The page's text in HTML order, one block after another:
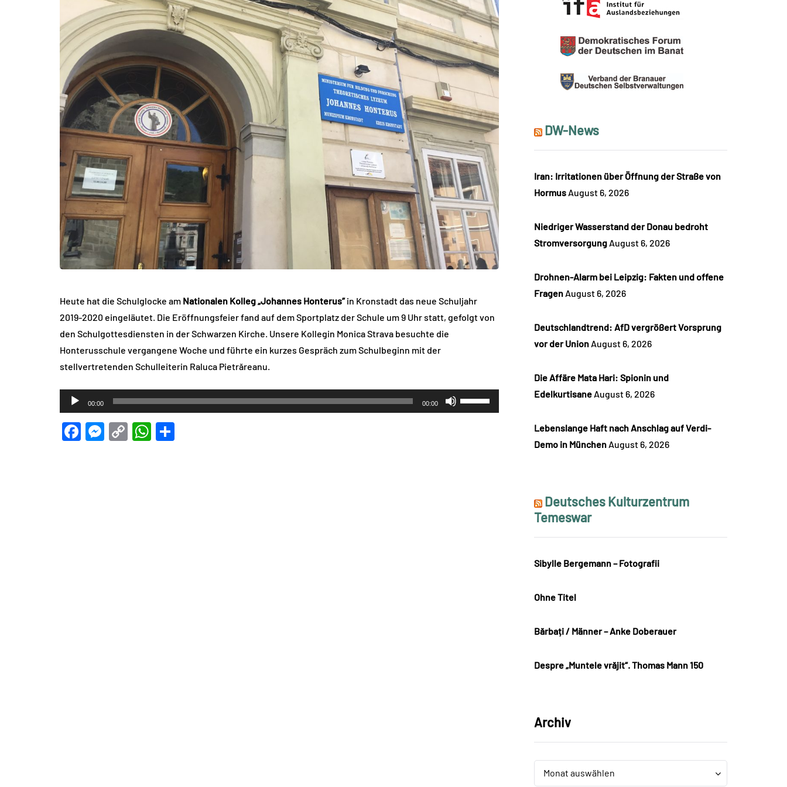
Heute hat die Schulglocke am Nationalen Kolleg „Johannes Honterus”in Kronstadt das neue Schuljahr
2019-2020 eingeläutet. Die Eröffnungsfeier fand auf dem Sportplatz der Schule um 9 Uhr statt, gefolgt von
den Schulgottesdiensten in der Schwarzen Kirche. Unsere Kollegin Monica Strava besuchte die
Honterusschule vergangene Woche und führte ein kurzes Gespräch zum Schulbeginn mit der
stellvertretenden Schulleiterin Raluca Pietrăreanu.
Audio-
Player
00:00 00:00
Pfeiltasten
Hoch/Runter
Facebook
Messenger
CopyWhatsApp
DW-News
Iran: Irritationen über Öffnung der Straße von
Hormus August 6, 2026
Niedriger Wasserstand der Donau bedroht
Stromversorgung August 6, 2026
Drohnen-Alarm bei Leipzig: Fakten und offene
Fragen August 6, 2026
Deutschlandtrend: AfD vergrößert Vorsprung
vor der Union August 6, 2026
Die Affäre Mata Hari: Spionin und
Edelkurtisane August 6, 2026
Lebenslange Haft nach Anschlag auf Verdi-
Demo in München August 6, 2026
Deutsches Kulturzentrum
Temeswar
Sibylle Bergemann – Fotografii
Ohne Titel
Bărbați / Männer – Anke Doberauer
Despre „Muntele vrăjit“. Thomas Mann 150
Archiv
Archiv
Monat auswählen
Archiv